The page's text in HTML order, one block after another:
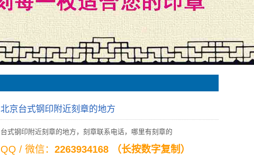
北京台式钢印附近刻章的地方
台式钢印附近刻章的地方，刻章联系电话，哪里有刻章的
QQ / 微信：2263934168 （长按数字复制）